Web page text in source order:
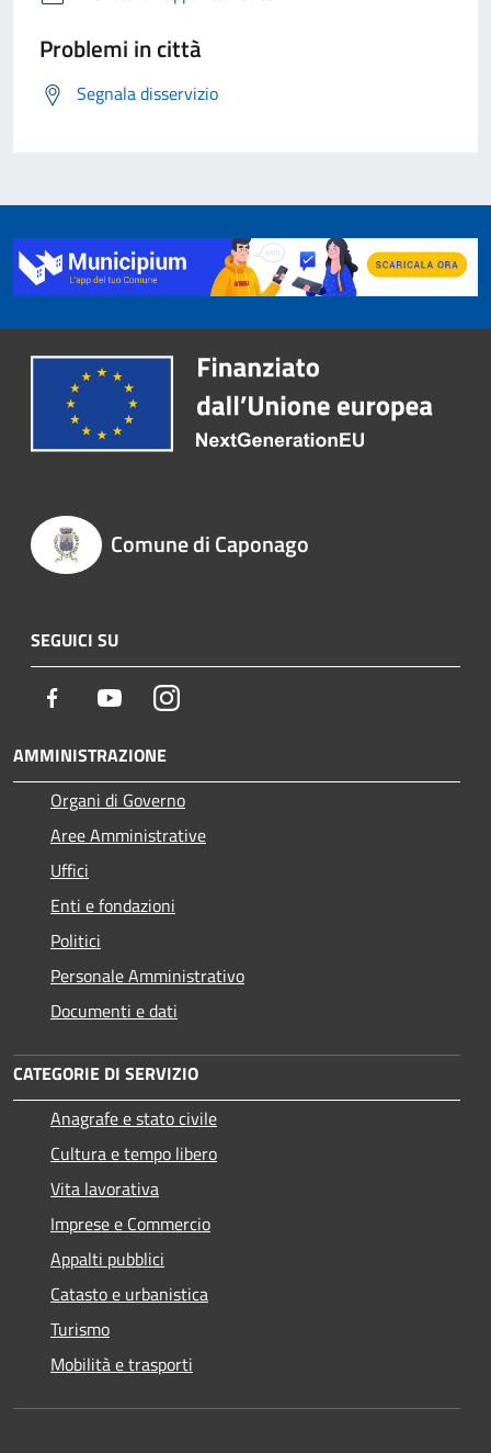
Problemi in città
Segnala disservizio
Comune di Caponago
SEGUICI SU
Facebook YoutubeInstagram
AMMINISTRAZIONE
Organi di Governo
Aree Amministrative
Uffici
Enti e fondazioni
Politici
Personale Amministrativo
Documenti e dati
CATEGORIE DI SERVIZIO
Anagrafe e stato civile
Cultura e tempo libero
Vita lavorativa
Imprese e Commercio
Appalti pubblici
Catasto e urbanistica
Turismo
Mobilità e trasporti